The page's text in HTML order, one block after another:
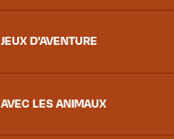
JEUX D'AVENTURE
AVEC LES ANIMAUX